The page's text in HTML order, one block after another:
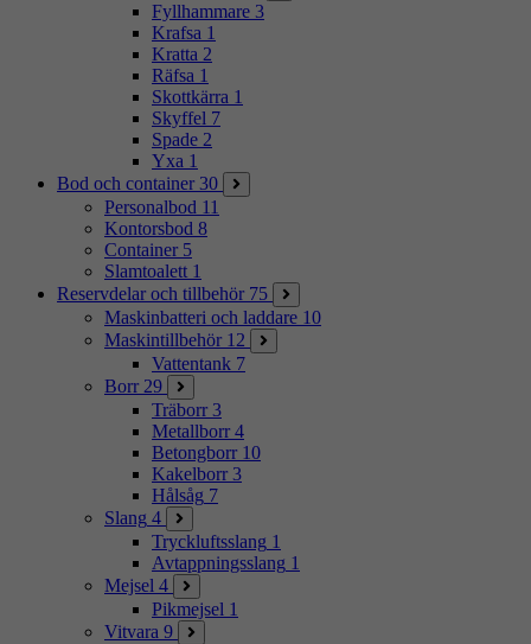
Fyllhammare 3
Krafsa 1
Kratta 2
Räfsa 1
Skottkärra 1
Skyffel 7
Spade 2
Yxa 1
Bod och container 30
Personalbod 11
Kontorsbod 8
Container 5
Slamtoalett 1
Reservdelar och tillbehör 75
Maskinbatteri och laddare 10
Maskintillbehör 12
Vattentank 7
Borr 29
Träborr 3
Metallborr 4
Betongborr 10
Kakelborr 3
Hålsåg 7
Slang 4
Tryckluftsslang 1
Avtappningsslang 1
Mejsel 4
Pikmejsel 1
Vitvara 9